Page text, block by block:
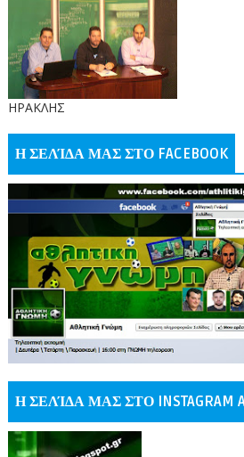
ΗΡΑΚΛΗΣ
Η ΣΕΛΊΔΑ ΜΑΣ ΣΤΟ FACEBOOK
Η ΣΕΛΊΔΑ ΜΑΣ ΣΤΟ INSTAGRAM